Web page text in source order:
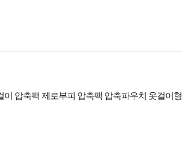
이 압축팩 제로부피 압축팩 압축파우치 옷걸이형